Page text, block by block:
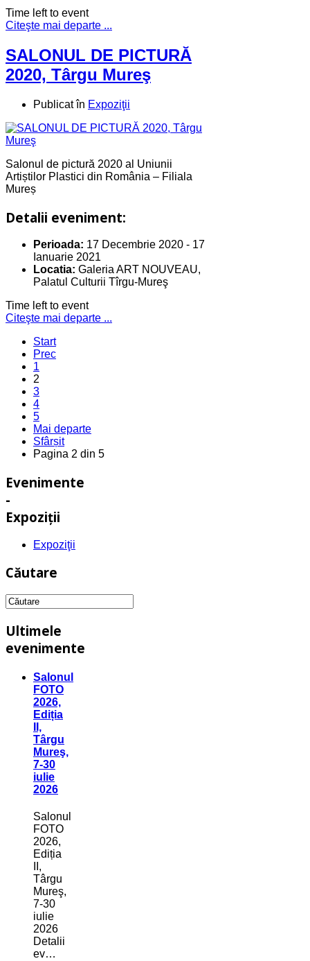
Time left to event
Citeşte mai departe ...
SALONUL DE PICTURĂ
2020, Târgu Mureş
Publicat în Expoziţii
Salonul de pictură 2020 al Uniunii
Artiștilor Plastici din România – Filiala
Mureș
Detalii eveniment:
Perioada: 17 Decembrie 2020 - 17
Ianuarie 2021
Locatia: Galeria ART NOUVEAU,
Palatul Culturii Tîrgu-Mureş
Time left to event
Citeşte mai departe ...
Start
Prec
1
2
3
4
5
Mai departe
Sfârșit
Pagina 2 din 5
Evenimente
-
Expoziţii
Expoziţii
Căutare
Ultimele
evenimente
Salonul
FOTO
2026,
Ediția
II,
Târgu
Mureş,
7-30
iulie
2026
Salonul
FOTO
2026,
Ediția
II,
Târgu
Mureş,
7-30
iulie
2026
Detalii
ev…